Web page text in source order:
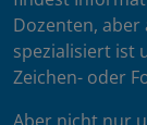
Dozenten, aber
spezialisiert ist
Zeichen- oder